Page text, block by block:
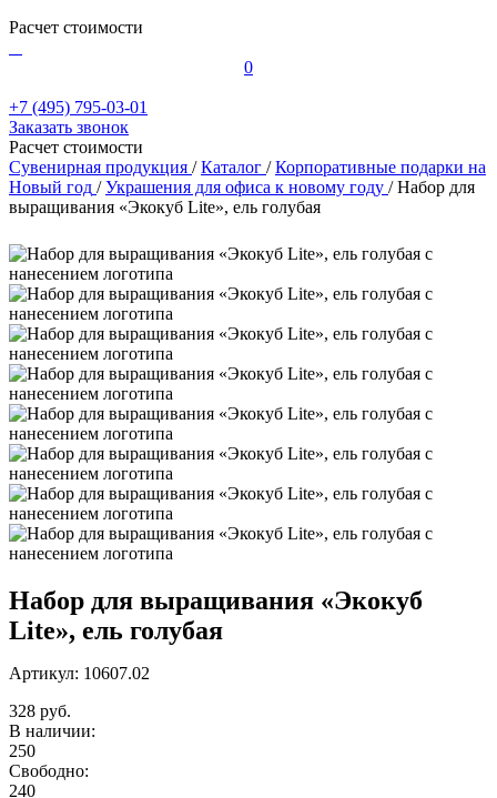
Расчет стоимости
0
+7 (495) 795-03-01
Заказать звонок
Расчет стоимости
Сувенирная продукция / Каталог / Корпоративные подарки на
Новый год / Украшения для офиса к новому году / Набор для
выращивания «Экокуб Lite», ель голубая
Набор для выращивания «Экокуб
Lite», ель голубая
Артикул: 10607.02
328 руб.
В наличии:
250
Свободно:
240